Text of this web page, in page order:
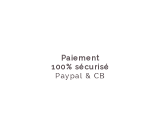
Paiement
100% sécurisé
Paypal & CB